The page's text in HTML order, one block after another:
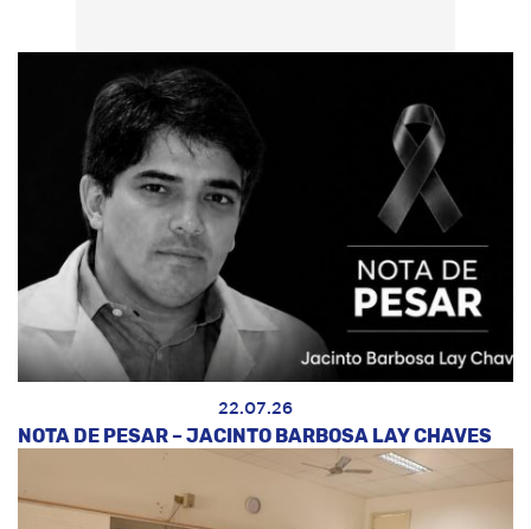
22.07.26
NOTA DE PESAR – JACINTO BARBOSA LAY CHAVES